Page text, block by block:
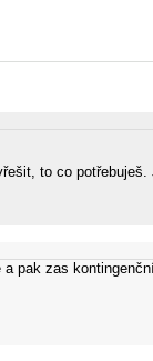
to co
pak zas